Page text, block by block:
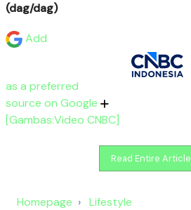
(dag/dag)
Add
as a preferred
source on Google
[Gambas:Video CNBC]
Read Entire Article
Homepage
Lifestyle